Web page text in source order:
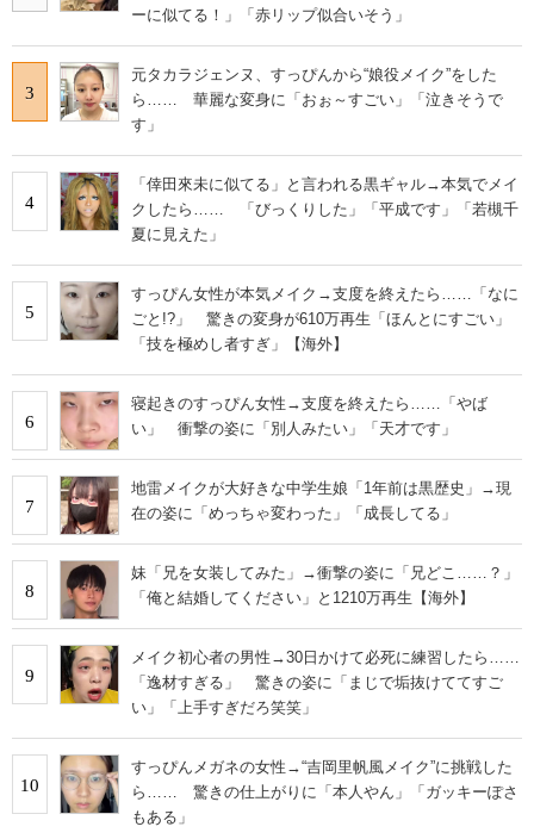
ーに似てる！」「赤リップ似合いそう」
3
元タカラジェンヌ、すっぴんから“娘役メイク”をした
ら…… 華麗な変身に「おぉ～すごい」「泣きそうで
す」
4
「倖田來未に似てる」と言われる黒ギャル→本気でメイ
クしたら…… 「びっくりした」「平成です」「若槻千
夏に見えた」
5
すっぴん女性が本気メイク→支度を終えたら……「なに
ごと!?」 驚きの変身が610万再生「ほんとにすごい」
「技を極めし者すぎ」【海外】
6
寝起きのすっぴん女性→支度を終えたら……「やば
い」 衝撃の姿に「別人みたい」「天才です」
7
地雷メイクが大好きな中学生娘「1年前は黒歴史」→現
在の姿に「めっちゃ変わった」「成長してる」
8
妹「兄を女装してみた」→衝撃の姿に「兄どこ……？」
「俺と結婚してください」と1210万再生【海外】
9
メイク初心者の男性→30日かけて必死に練習したら……
「逸材すぎる」 驚きの姿に「まじで垢抜けててすご
い」「上手すぎだろ笑笑」
10
すっぴんメガネの女性→“吉岡里帆風メイク”に挑戦した
ら…… 驚きの仕上がりに「本人やん」「ガッキーぽさ
もある」